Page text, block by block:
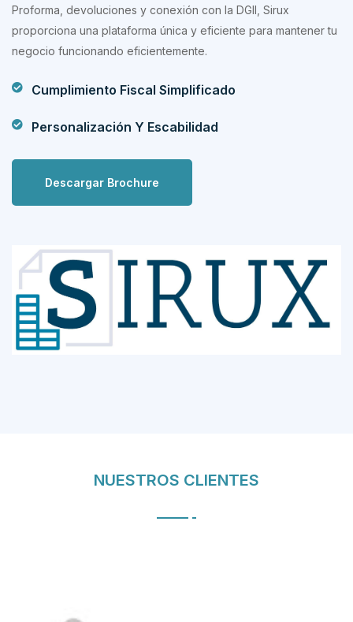
Proforma, devoluciones y conexión con la DGII, Sirux
proporciona una plataforma única y eficiente para mantener tu
negocio funcionando eficientemente.
Cumplimiento Fiscal Simplificado
Personalización Y Escabilidad
Descargar Brochure
NUESTROS CLIENTES